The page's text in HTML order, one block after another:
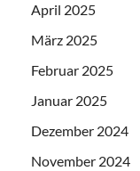
April 2025
März 2025
Februar 2025
Januar 2025
Dezember 2024
November 2024